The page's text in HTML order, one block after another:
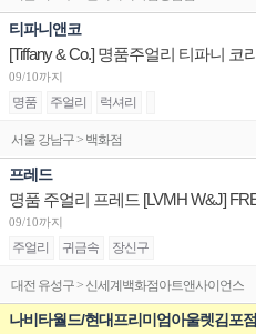
티파니앤코
09/10까지
명품 주얼리 럭셔리
서울 강남구 > 백화점
프레드
09/10까지
주얼리 귀금속 장신구
대전 유성구 > 신세계백화점아트앤사이언스
나비타월드/현대프리미엄아울렛김포점